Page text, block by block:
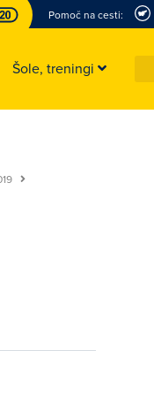
Pomoč na cesti:
Šole, treningi